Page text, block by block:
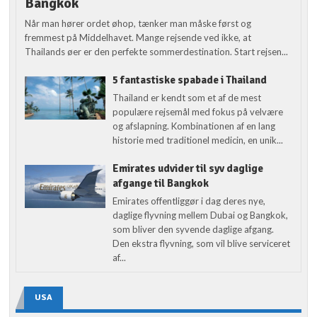
Når man hører ordet øhop, tænker man måske først og
fremmest på Middelhavet. Mange rejsende ved ikke, at
Thailands øer er den perfekte sommerdestination. Start rejsen...
5 fantastiske spabade i Thailand
Thailand er kendt som et af de mest
populære rejsemål med fokus på velvære
og afslapning. Kombinationen af en lang
historie med traditionel medicin, en unik...
Emirates udvider til syv daglige
afgange til Bangkok
Emirates offentliggør i dag deres nye,
daglige flyvning mellem Dubai og Bangkok,
som bliver den syvende daglige afgang.
Den ekstra flyvning, som vil blive serviceret
af...
USA